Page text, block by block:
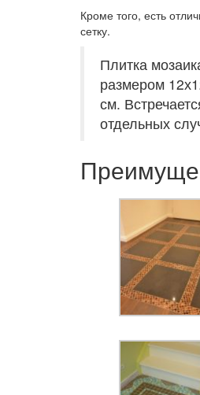
Кроме того, есть
сетку.
Плитка
размером
см.
отдельных